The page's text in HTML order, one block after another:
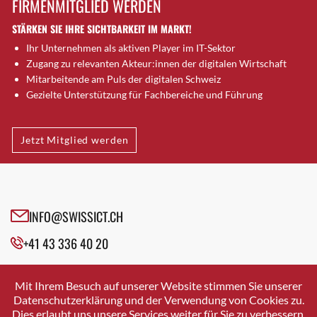
Brugg AG
Brütten
Bubendorf
Bubikon
Buchs (SG)
Bäretswil
Bülach
Cazis
Crissier
Davos Platz
Dierikon
Dietikon
FIRMENMITGLIED WERDEN
STÄRKEN SIE IHRE SICHTBARKEIT IM MARKT!
Ihr Unternehmen als aktiven Player im IT-Sektor
Zugang zu relevanten Akteur:innen der digitalen Wirtschaft
Mitarbeitende am Puls der digitalen Schweiz
Gezielte Unterstützung für Fachbereiche und Führung
Jetzt Mitglied werden
INFO@SWISSICT.CH
+41 43 336 40 20
SWISSICT
VULKANSTRASSE 120
8048 ZURICH
Mit Ihrem Besuch auf unserer Website stimmen Sie unserer
Datenschutzerklärung und der Verwendung von Cookies zu.
Dies erlaubt uns unsere Services weiter für Sie zu verbessern.